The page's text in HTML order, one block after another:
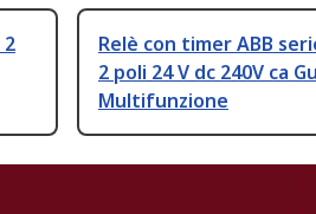
2
Relè con timer ABB
2 poli 24 V dc 240V ca
Multifunzione